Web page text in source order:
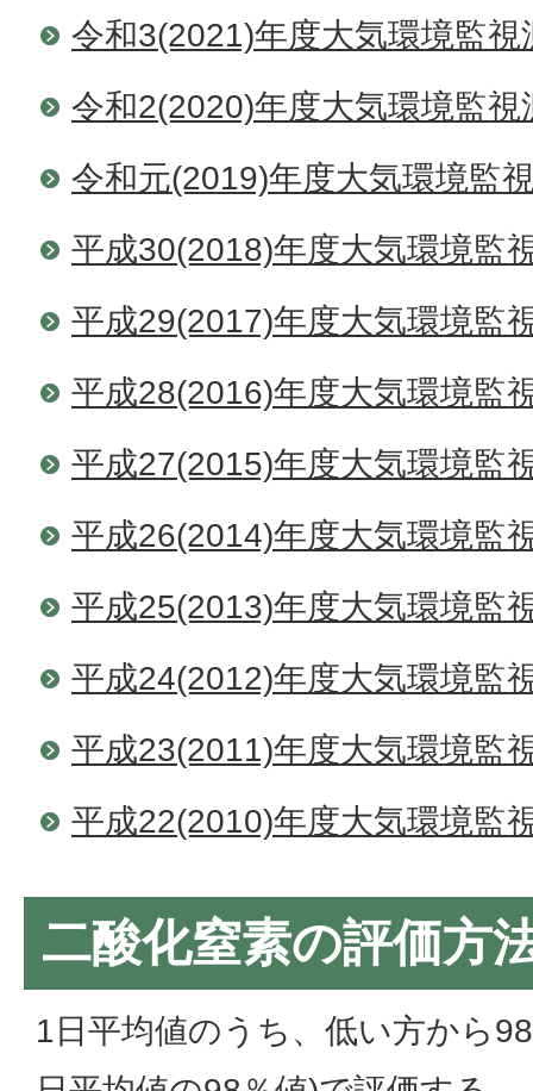
令和3(2021)年度大気環境監視
令和2(2020)年度大気環境監視
令和元(2019)年度大気環境監
平成30(2018)年度大気環境監
平成29(2017)年度大気環境監
平成28(2016)年度大気環境監
平成27(2015)年度大気環境監
平成26(2014)年度大気環境監
平成25(2013)年度大気環境監
平成24(2012)年度大気環境監
平成23(2011)年度大気環境監
平成22(2010)年度大気環境監
二酸化窒素の評価方
1日平均値のうち、低い方から